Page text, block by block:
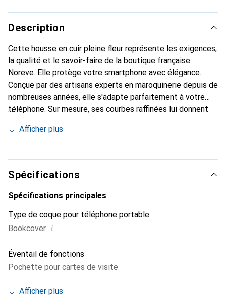
Description
Cette housse en cuir pleine fleur représente les exigences,
la qualité et le savoir-faire de la boutique française
Noreve. Elle protège votre smartphone avec élégance.
Conçue par des artisans experts en maroquinerie depuis de
nombreuses années, elle s'adapte parfaitement à votre
téléphone. Sur mesure, ses courbes raffinées lui donnent
et indispensable pour votre smartphone. Reconnaître
marque Noreve est un choix sûr pour une clientèle
exigeante.
Afficher plus
Spécifications
Spécifications principales
Type de coque pour téléphone portable
Bookcover i
Éventail de fonctions
Pochette pour cartes de visite
Afficher plus